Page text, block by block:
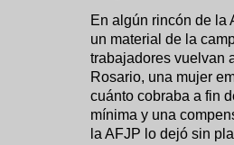
En algún rincón de la
un material de la
trabajadores vuelvan
Rosario, una mujer
cuánto cobraba a fin
mínima y una
la AFJP lo dejó sin